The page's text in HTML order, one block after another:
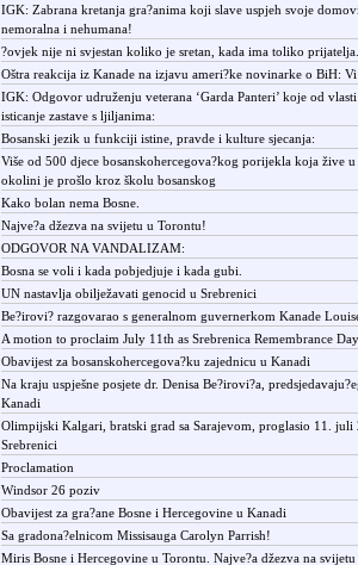
IGK: Zabrana kretanja gra?anima koji slave uspjeh svoje
nemoralna i nehumana!
?ovjek nije ni svjestan koliko je sretan, kada ima toliko prijatelja.
Oštra reakcija iz Kanade na izjavu ameri?ke novinarke o BiH:
IGK: Odgovor udruženju veterana ‘Garda Panteri’ koje od
isticanje zastave s ljiljanima:
Bosanski jezik u funkciji istine, pravde i kulture sjecanja:
Više od 500 djece bosanskohercegova?kog porijekla koja žive
okolini je prošlo kroz školu bosanskog
Kako bolan nema Bosne.
Najve?a džezva na svijetu u Torontu!
ODGOVOR NA VANDALIZAM:
Bosna se voli i kada pobjedjuje i kada gubi.
UN nastavlja obilježavati genocid u Srebrenici
Be?irovi? razgovarao s generalnom guvernerkom Kanade
A motion to proclaim July 11th as Srebrenica Remembrance
Obavijest za bosanskohercegova?ku zajednicu u Kanadi
Na kraju uspješne posjete dr. Denisa Be?irovi?a,
Kanadi
Olimpijski Kalgari, bratski grad sa Sarajevom, proglasio 11. juli
Srebrenici
Proclamation
Windsor 26 poziv
Obavijest za gra?ane Bosne i Hercegovine u Kanadi
Sa gradona?elnicom Missisauga Carolyn Parrish!
Miris Bosne i Hercegovine u Torontu. Najve?a džezva na svijetu